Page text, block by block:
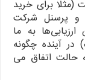
برای خرید
و پرسنل شرکت
به ما
در آینده چگونه
حالت اتفاق می